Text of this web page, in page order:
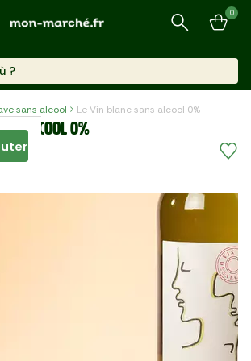
Recherche
0
?
sans alcool Le Vin blanc sans alcool 0%
alcool 0%